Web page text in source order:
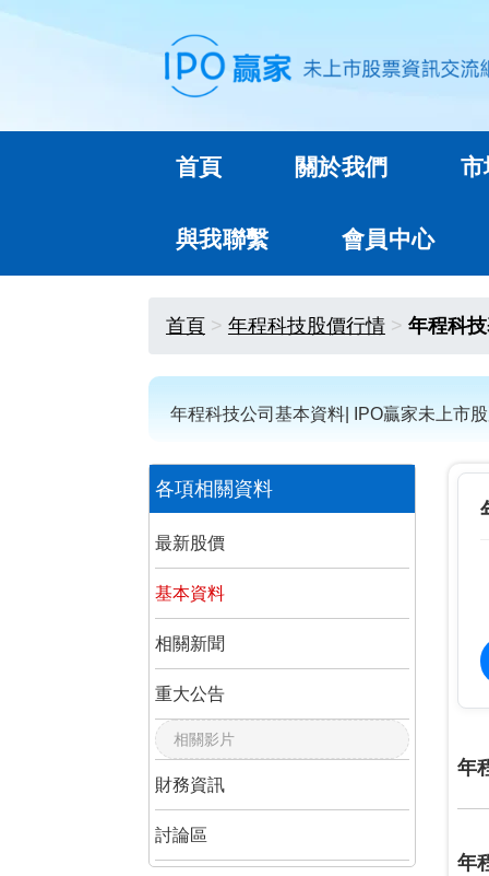
首頁 關於我們 市
與我聯繫 會員中心
首頁 年程科技股價行情 年程科
年程科技公司基本資料| IPO贏家未上市
各項相關資料
最新股價
基本資料
相關新聞
重大公告
相關影片
財務資訊
討論區
年
年